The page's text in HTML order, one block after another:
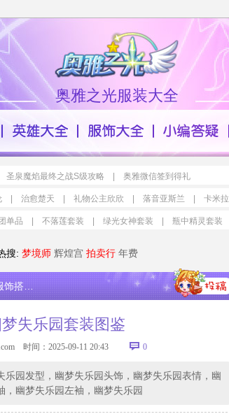
奥雅之光服装大全
圣泉魔焰最终之战S级攻略 奥雅微信签到得礼
治愈楚天 礼物公主欣欣 落音亚斯兰 卡米拉
单品 不落莲套装 绿光女神套装 瓶中精灵套装
搜: 梦境师 辉煌宫 拍卖行 年费
设计 奥雅之光奇谭·幽梦失乐园套装图鉴
失乐园套装图鉴
时间：2025-09-11 20:43 0
园发型，幽梦失乐园头饰，幽梦失乐园表情，幽
幽梦失乐园左袖，幽梦失乐园